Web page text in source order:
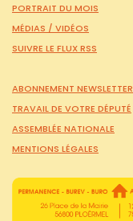
PORTRAIT DU MOIS
MÉDIAS / VIDÉOS
SUIVRE LE FLUX RSS
ABONNEMENT NEWSLETTER
TRAVAIL DE VOTRE DÉPUTÉ
ASSEMBLÉE NATIONALE
MENTIONS LÉGALES